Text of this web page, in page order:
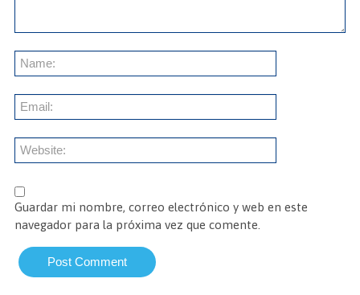
Guardar mi nombre, correo electrónico y web en este
navegador para la próxima vez que comente.